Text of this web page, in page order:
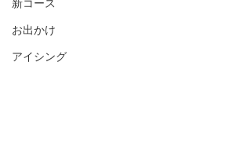
新コース
お出かけ
アイシング